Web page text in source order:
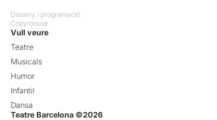
Disseny i programació:
Copymouse
Vull veure
Teatre
Musicals
Humor
Infantil
Dansa
Teatre Barcelona ©2026